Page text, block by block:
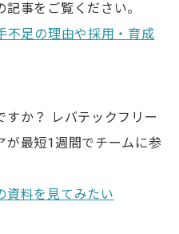
事をご覧ください。
不足の理由や採用・育成
すか？ レバテックフリー
が最短1週間でチームに参
料を見てみたい